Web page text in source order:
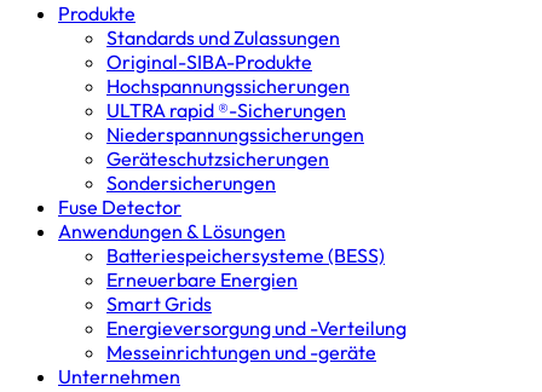
Produkte
Standards und Zulassungen
Original-SIBA-Produkte
Hochspannungs­sicherungen
ULTRA rapid ®-Sicherungen
Niederspannungs­sicherungen
Geräteschutz­sicherungen
Sondersicherungen
Fuse Detector
Anwendungen & Lösungen
Batterie­speicher­systeme (BESS)
Erneuerbare Energien
Smart Grids
Energieversorgung und -Verteilung
Messeinrichtungen und -geräte
Unternehmen